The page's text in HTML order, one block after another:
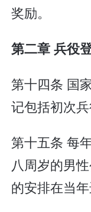
奖励。
第二章 兵役
第十四条 国
记包括初次兵
第十五条 每
八周岁的男
的安排在当年